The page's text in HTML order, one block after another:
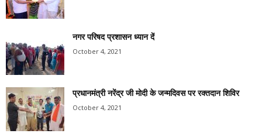
नगर परिषद प्रशासन ध्यान दें
October 4, 2021
प्रधानमंत्री नरेंद्र जी मोदी के जन्मदिवस पर रक्तदान शिविर
October 4, 2021